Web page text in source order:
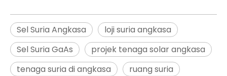
Sel Suria Angkasa
loji suria angkasa
Sel Suria GaAs
projek tenaga solar angkasa
tenaga suria di angkasa
ruang suria